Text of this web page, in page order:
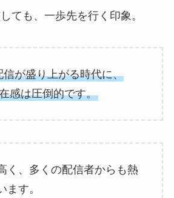
ても、一歩先を行く印象。
が盛り上がる時代に、
感は圧倒的です。
く、多くの配信者からも熱
ます。